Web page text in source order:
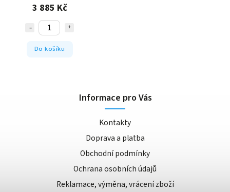
3 885 Kč
Do košíku
Informace pro Vás
Kontakty
Doprava a platba
Obchodní podmínky
Ochrana osobních údajů
Reklamace, výměna, vrácení zboží